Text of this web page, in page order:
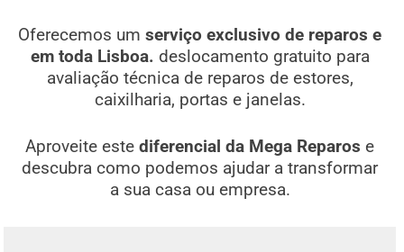
Oferecemos um serviço exclusivo de reparos e
em toda Lisboa. deslocamento gratuito para
avaliação técnica de reparos de estores,
caixilharia, portas e janelas.
Aproveite estediferencial da Mega Reparos e
descubra como podemos ajudar a transformar
a sua casa ou empresa.